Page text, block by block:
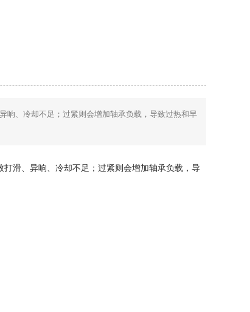
响、冷却不足；过紧则会增加轴承负载，导致过热和早
滑、异响、冷却不足；过紧则会增加轴承负载，导